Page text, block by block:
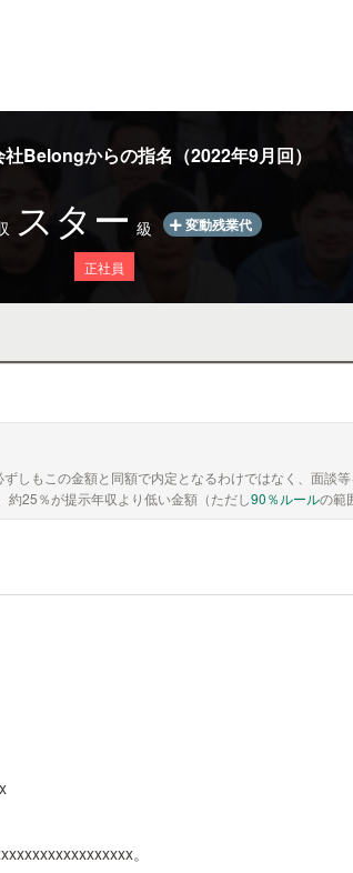
Belongからの指名（2022年9月回）
スター 級 変動残業代
正社員
もこの金額と同額で内定となるわけではなく、面談等
25％が提示年収より低い金額（ただし90％ルールの範
。